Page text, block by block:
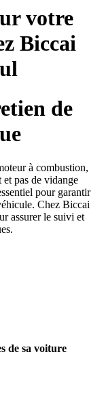
votre
Biccai
de
à combustion,
pas de vidange
pour garantir
Chez Biccai
assurer le suivi et
de sa voiture